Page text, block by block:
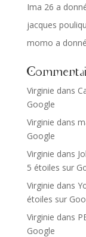
Ima 26 a
jacques
momo a
Virginie dans
Google
Virginie dans
Google
Virginie dans
5 étoiles sur
Virginie dans
étoiles sur
Virginie dans
Google